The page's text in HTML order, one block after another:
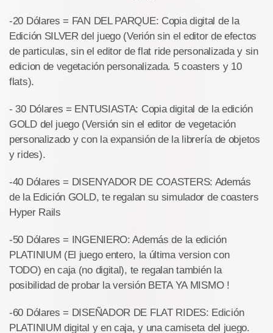
-20 Dólares = FAN DEL PARQUE: Copia digital de la
Edición SILVER del juego (Verión sin el editor de efectos
de particulas, sin el editor de flat ride personalizada y sin
edicion de vegetación personalizada. 5 coasters y 10
flats).
- 30 Dólares = ENTUSIASTA: Copia digital de la edición
GOLD del juego (Versión sin el editor de vegetación
personalizado y con la expansión de la librería de objetos
y rides).
-40 Dólares = DISENYADOR DE COASTERS: Además
de la Edición GOLD, te regalan su simulador de coasters
Hyper Rails
-50 Dólares = INGENIERO: Además de la edición
PLATINIUM (El juego entero, la última version con
TODO) en caja (no digital), te regalan también la
posibilidad de probar la versión BETA YA MISMO !
-60 Dólares = DISEÑADOR DE FLAT RIDES: Edición
PLATINIUM digital y en caja, y una camiseta del juego.